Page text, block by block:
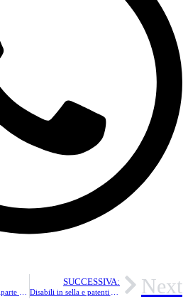
SUCCESSIVA: Next